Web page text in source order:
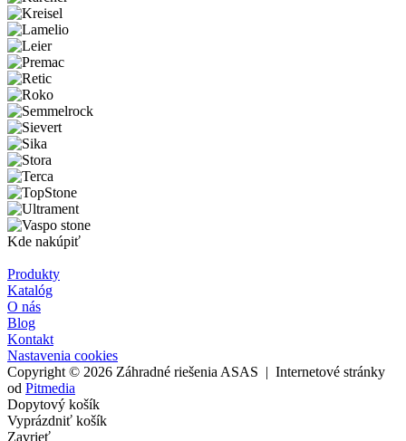
Kde nakúpiť
Produkty
Katalóg
O nás
Blog
Kontakt
Nastavenia cookies
Copyright © 2026 Záhradné riešenia ASAS | Internetové stránky
od Pitmedia
Dopytový košík
Vyprázdniť košík
Zavrieť